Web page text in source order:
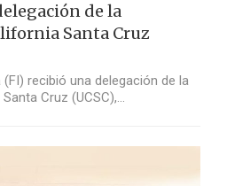
de la
Santa Cruz
recibió una delegación de la
Cruz (UCSC),…